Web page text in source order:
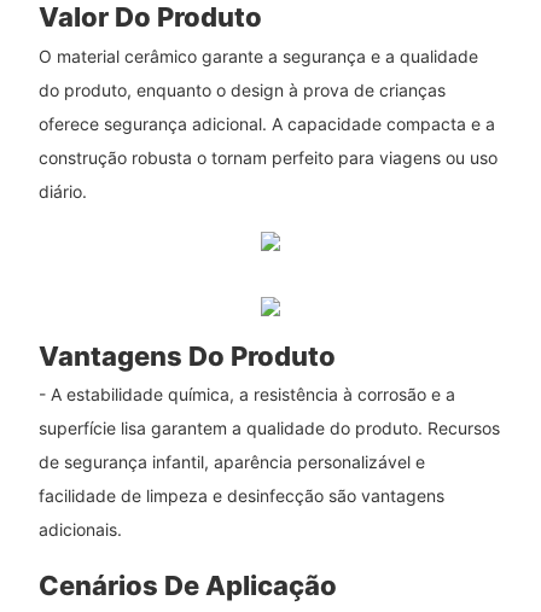
Valor Do Produto
O material cerâmico garante a segurança e a qualidade
do produto, enquanto o design à prova de crianças
oferece segurança adicional. A capacidade compacta e a
construção robusta o tornam perfeito para viagens ou uso
diário.
Vantagens Do Produto
- A estabilidade química, a resistência à corrosão e a
superfície lisa garantem a qualidade do produto. Recursos
de segurança infantil, aparência personalizável e
facilidade de limpeza e desinfecção são vantagens
adicionais.
Cenários De Aplicação